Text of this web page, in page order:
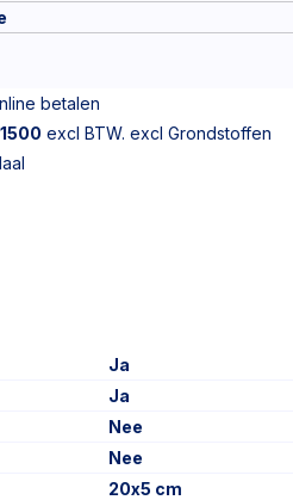
betalen
excl BTW. excl Grondstoffen
Ja
Ja
Nee
Nee
20x5 cm